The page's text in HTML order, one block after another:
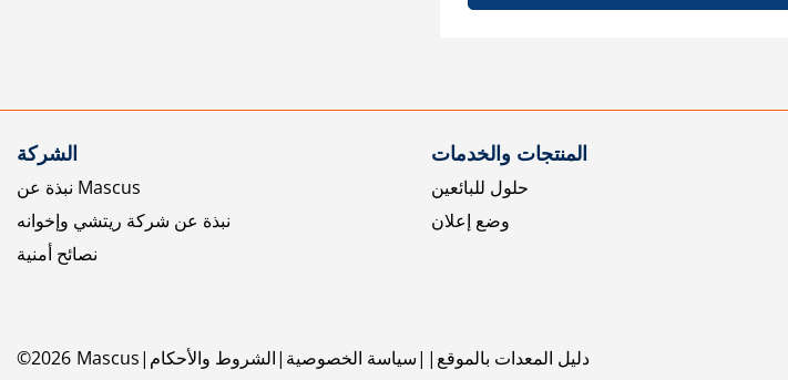
الشركة
نبذة عن Mascus
نبذة عن شركة ريتشي وإخوانه
نصائح أمنية
المنتجات والخدمات
حلول للبائعين
وضع إعلان
©2026 Mascus الشروط والأحكام سياسة الخصوصية دليل المعدات بالموقع